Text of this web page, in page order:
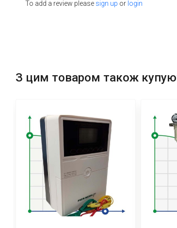
To add a review please sign up or login
З цим товаром також